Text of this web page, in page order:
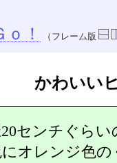
！ （フレーム版
かわいい
センチぐら
オレンジ色